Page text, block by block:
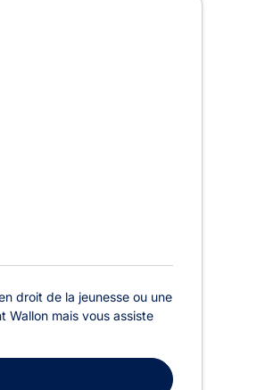
droit de la jeunesse ou une
Wallon mais vous assiste